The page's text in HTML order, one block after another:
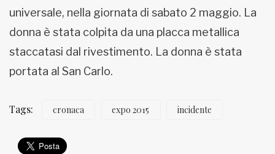
MUNICIPI
Inviateci le vostre segnalazioni
Fondato e diretto da Enzo De
EDB edizioni - Via Brivio angolo C.
Imbonati, 89 20159 Milano (Italia)
universale, nella giornata di sabato 2 maggio. La
donna è stata colpita da una placca metallica
staccatasi dal rivestimento. La donna è stata
portata al San Carlo.
Tags: cronaca expo 2015 incidente